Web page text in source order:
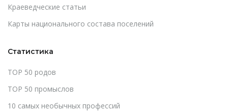
Краеведческие статьи
Карты национального состава поселений
Статистика
TOP 50 родов
TOP 50 промыслов
10 самых необычных профессий